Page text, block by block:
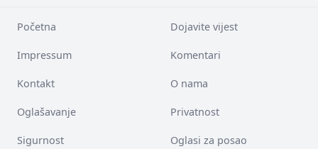
Početna Dojavite vijest
Impressum Komentari
Kontakt O nama
Oglašavanje Privatnost
Sigurnost Oglasi za posao